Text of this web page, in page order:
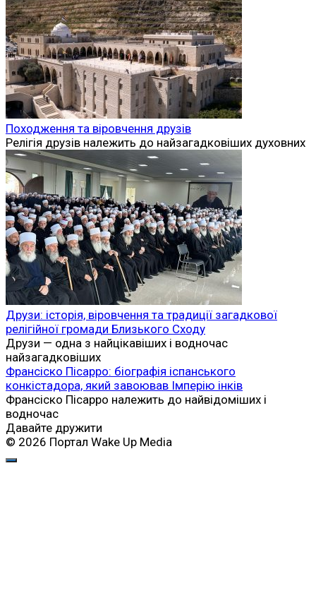
Походження та віровчення друзів
Релігія друзів належить до найзагадковіших духовних
Друзи: історія, віровчення та традиції загадкової
релігійної громади Близького Сходу
Друзи — одна з найцікавіших і водночас
найзагадковіших
Франсіско Пісарро: біографія іспанського
конкістадора, який завоював Імперію інків
Франсіско Пісарро належить до найвідоміших і
водночас
Давайте дружити
© 2026 Портал Wake Up Media